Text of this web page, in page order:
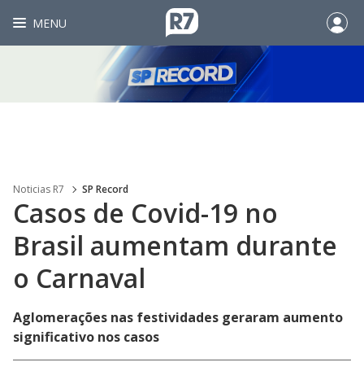
MENU
Noticias R7 SP Record
Casos de Covid-19 no
Brasil aumentam durante
o Carnaval
Aglomerações nas festividades geraram aumento
significativo nos casos